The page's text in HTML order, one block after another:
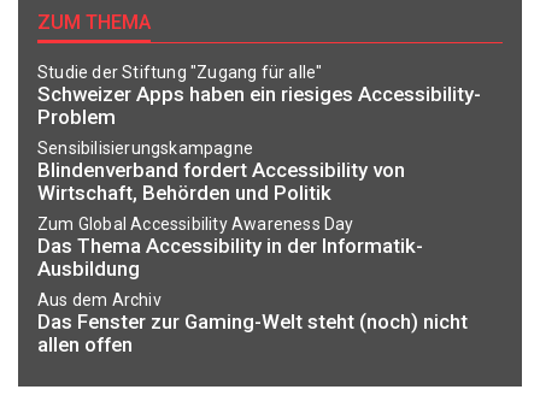
ZUM THEMA
Studie der Stiftung "Zugang für alle"
Schweizer Apps haben ein riesiges Accessibility-
Problem
Sensibilisierungskampagne
Blindenverband fordert Accessibility von
Wirtschaft, Behörden und Politik
Zum Global Accessibility Awareness Day
Das Thema Accessibility in der Informatik-
Ausbildung
Aus dem Archiv
Das Fenster zur Gaming-Welt steht (noch) nicht
allen offen